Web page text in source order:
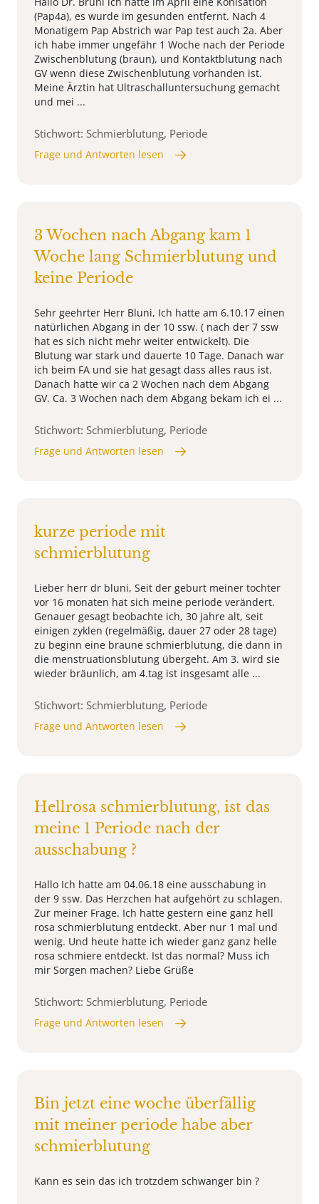
(Pap4a), es wurde im gesunden entfernt. Nach 4
Monatigem Pap Abstrich war Pap test auch 2a. Aber
ich habe immer ungefähr 1 Woche nach der Periode
Zwischenblutung (braun), und Kontaktblutung nach
GV wenn diese Zwischenblutung vorhanden ist.
Meine Ärztin hat Ultraschalluntersuchung gemacht
und mei ...
Stichwort: Schmierblutung, Periode
Frage und Antworten lesen
3 Wochen nach Abgang kam 1
Woche lang Schmierblutung und
keine Periode
Sehr geehrter Herr Bluni, Ich hatte am 6.10.17 einen
natürlichen Abgang in der 10 ssw. ( nach der 7 ssw
hat es sich nicht mehr weiter entwickelt). Die
Blutung war stark und dauerte 10 Tage. Danach war
ich beim FA und sie hat gesagt dass alles raus ist.
Danach hatte wir ca 2 Wochen nach dem Abgang
GV. Ca. 3 Wochen nach dem Abgang bekam ich ei ...
Stichwort: Schmierblutung, Periode
Frage und Antworten lesen
kurze periode mit
schmierblutung
Lieber herr dr bluni, Seit der geburt meiner tochter
vor 16 monaten hat sich meine periode verändert.
Genauer gesagt beobachte ich, 30 jahre alt, seit
einigen zyklen (regelmäßig, dauer 27 oder 28 tage)
zu beginn eine braune schmierblutung, die dann in
die menstruationsblutung übergeht. Am 3. wird sie
wieder bräunlich, am 4.tag ist insgesamt alle ...
Stichwort: Schmierblutung, Periode
Frage und Antworten lesen
Hellrosa schmierblutung, ist das
meine 1 Periode nach der
ausschabung ?
Hallo Ich hatte am 04.06.18 eine ausschabung in
der 9 ssw. Das Herzchen hat aufgehört zu schlagen.
Zur meiner Frage. Ich hatte gestern eine ganz hell
rosa schmierblutung entdeckt. Aber nur 1 mal und
wenig. Und heute hatte ich wieder ganz ganz helle
rosa schmiere entdeckt. Ist das normal? Muss ich
mir Sorgen machen? Liebe Grüße
Stichwort: Schmierblutung, Periode
Frage und Antworten lesen
Bin jetzt eine woche überfällig
mit meiner periode habe aber
schmierblutung
Kann es sein das ich trotzdem schwanger bin ?